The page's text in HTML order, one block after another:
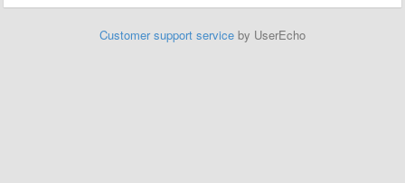
Customer support service by UserEcho